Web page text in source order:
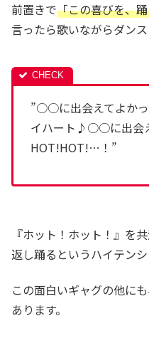
前置きで「この喜びを、
言ったら歌いながらダンス
”○○に出会えてよか
イハート♪○○に出会
HOT!HOT!…！”
『ホット！ホット！』を
返し踊るというハイテンシ
この面白いギャグの他に
あります。